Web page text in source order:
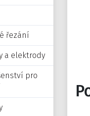
řezání
a elektrody
pro